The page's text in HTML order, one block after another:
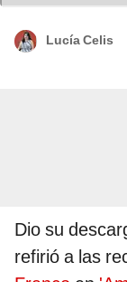
Lucía Celis
Dio su
refirió a las